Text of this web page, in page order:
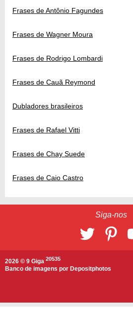
Frases de Antônio Fagundes
Frases de Wagner Moura
Frases de Rodrigo Lombardi
Frases de Cauã Reymond
Dubladores brasileiros
Frases de Rafael Vitti
Frases de Chay Suede
Frases de Caio Castro
Siga-nos
2026 © 9 Giga 20535
Banco de imagens por Depositphotos